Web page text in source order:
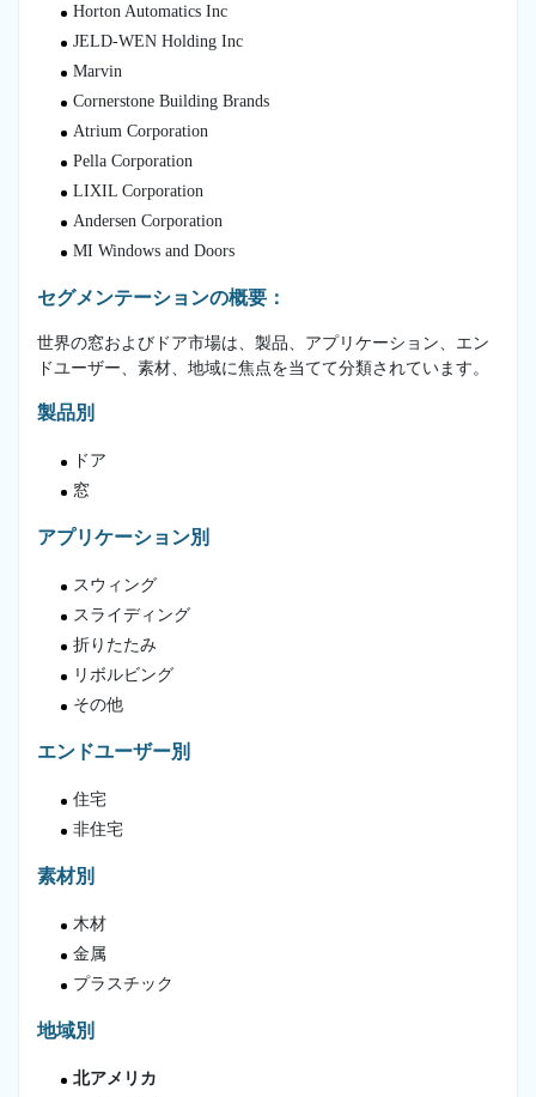
Horton Automatics Inc
JELD-WEN Holding Inc
Marvin
Cornerstone Building Brands
Atrium Corporation
Pella Corporation
LIXIL Corporation
Andersen Corporation
MI Windows and Doors
セグメンテーションの概要：
世界の窓およびドア市場は、製品、アプリケーション、エン
ドユーザー、素材、地域に焦点を当てて分類されています。
製品別
ドア
窓
アプリケーション別
スウィング
スライディング
折りたたみ
リボルビング
その他
エンドユーザー別
住宅
非住宅
素材別
木材
金属
プラスチック
地域別
北アメリカ